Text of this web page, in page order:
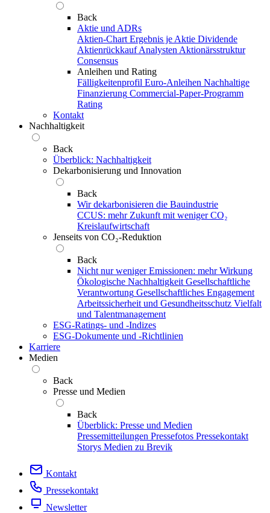
Back
Aktie und ADRs
Aktien-Chart Ergebnis je Aktie Dividende
Aktienrückkauf Analysten Aktionärsstruktur
Consensus
Anleihen und Rating
Fälligkeitenprofil Euro-Anleihen Nachhaltige
Finanzierung Commercial-Paper-Programm
Rating
Kontakt
Nachhaltigkeit
Back
Überblick: Nachhaltigkeit
Dekarbonisierung und Innovation
Back
Wir dekarbonisieren die Bauindustrie
CCUS: mehr Zukunft mit weniger CO₂
Kreislaufwirtschaft
Jenseits von CO₂-Reduktion
Back
Nicht nur weniger Emissionen: mehr Wirkung
Ökologische Nachhaltigkeit Gesellschaftliche
Verantwortung Gesellschaftliches Engagement
Arbeitssicherheit und Gesundheitsschutz Vielfalt
und Talentmanagement
ESG-Ratings- und ‑Indizes
ESG-Dokumente und ‑Richtlinien
Karriere
Medien
Back
Presse und Medien
Back
Überblick: Presse und Medien
Pressemitteilungen Pressefotos Pressekontakt
Storys Medien zu Brevik
Kontakt
Pressekontakt
Newsletter